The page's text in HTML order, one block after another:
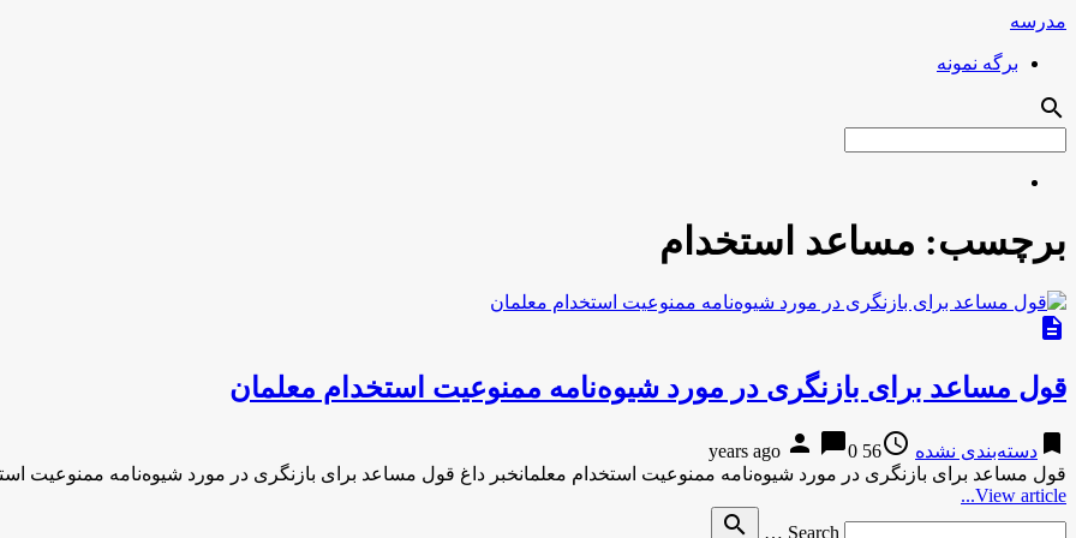
مدرسه
برگه نمونه
search
برچسب: مساعد استخدام
description
قول مساعد برای بازنگری در مورد شیوه‌نامه ممنوعیت استخدام معلمان
bookmark دسته‌بندی نشده access_time
56 years ago
person chat_bubble0
قول مساعد برای بازنگری در مورد شیوه‌نامه ممنوعیت استخدام معلمانخبر داغ قول مساعد برای بازنگری در مورد شیوه‌نامه ممنوعیت
View article...
Search …
search